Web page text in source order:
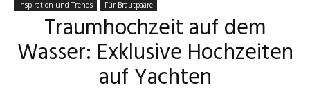
–
Inspiration und Trends Für Brautpaare
Traumhochzeit auf dem
Wasser: Exklusive Hochzeiten
auf Yachten